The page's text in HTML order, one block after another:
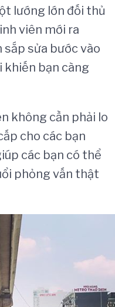
lướng lớn đối thủ
viên mới ra
sắp sửa bước vào
khiến bạn càng
không cần phải lo
cho các bạn
các bạn có thể
phỏng vấn thật